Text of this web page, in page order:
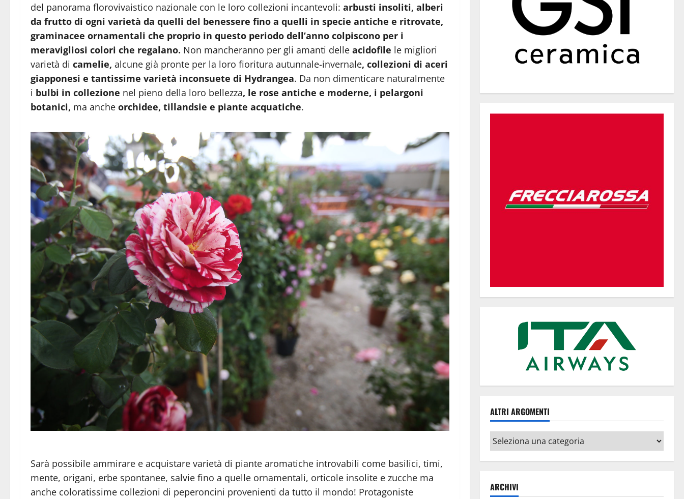
del panorama florovivaistico nazionale con le loro collezioni incantevoli: arbusti insoliti, alberi
da frutto di ogni varietà da quelli del benessere fino a quelli in specie antiche e ritrovate,
graminacee ornamentali che proprio in questo periodo dell’anno colpiscono per i
meravigliosi colori che regalano. Non mancheranno per gli amanti delle acidofile le migliori
varietà di camelie, alcune già pronte per la loro fioritura autunnale-invernale, collezioni di aceri
giapponesi e tantissime varietà inconsuete di Hydrangea. Da non dimenticare naturalmente
i bulbi in collezione nel pieno della loro bellezza, le rose antiche e moderne, i pelargoni
botanici, ma anche orchidee, tillandsie e piante acquatiche.
Sarà possibile ammirare e acquistare varietà di piante aromatiche introvabili come basilici, timi,
mente, origani, erbe spontanee, salvie fino a quelle ornamentali, orticole insolite e zucche ma
anche coloratissime collezioni di peperoncini provenienti da tutto il mondo! Protagoniste
ALTRI ARGOMENTI
Altri
argomenti
ARCHIVI